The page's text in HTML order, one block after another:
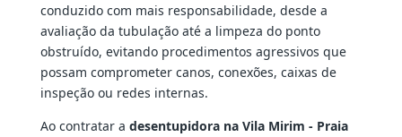
conduzido com mais responsabilidade, desde a
avaliação da tubulação até a limpeza do ponto
obstruído, evitando procedimentos agressivos que
possam comprometer canos, conexões, caixas de
inspeção ou redes internas.
Ao contratar a desentupidora na Vila Mirim - Praia